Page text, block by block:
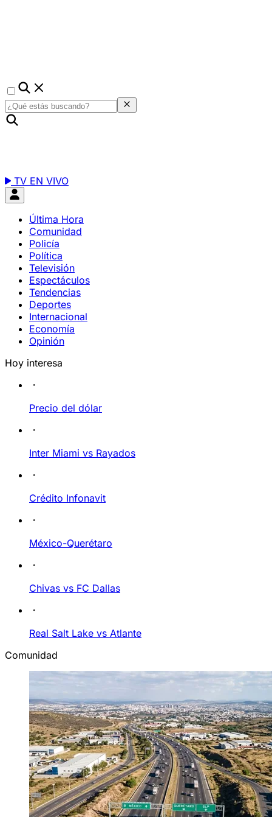
TV EN VIVO
Última Hora
Comunidad
Policía
Política
Televisión
Espectáculos
Tendencias
Deportes
Internacional
Economía
Opinión
Hoy interesa
Precio del dólar
Inter Miami vs Rayados
Crédito Infonavit
México-Querétaro
Chivas vs FC Dallas
Real Salt Lake vs Atlante
Comunidad